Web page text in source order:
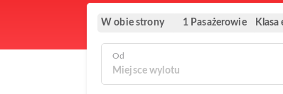
W obie strony 1 Pasażerowie
Od